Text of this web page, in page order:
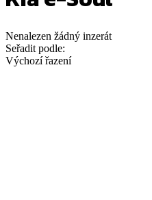
Nenalezen žádný inzerát
Seřadit podle:
Výchozí řazení